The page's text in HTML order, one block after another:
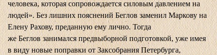
человека, которая сопровождается силовым давлением на
людей». Без лишних пояснений Беглов заменил Маркову на
Елену Рахову, преданную ему лично. Тогда
же Беглов занимался предвыборной подготовкой, уже имея
в виду новые поправки от Заксобрания Петербурга,